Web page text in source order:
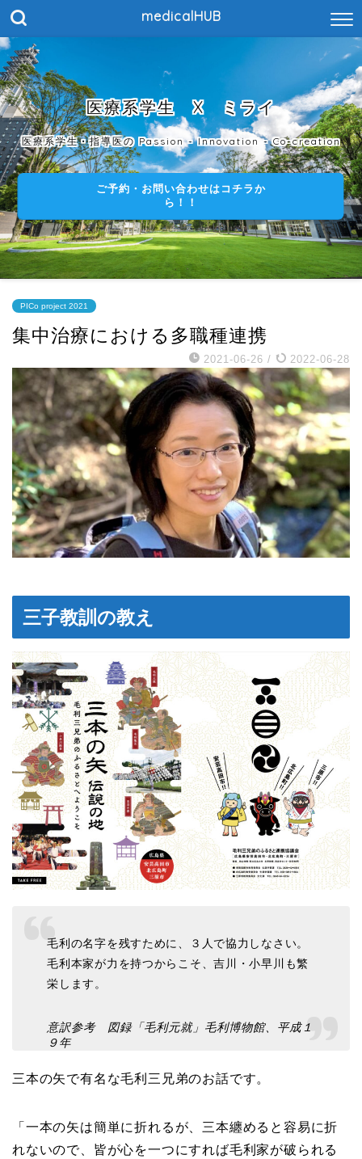
medicalHUB
医療系学生 X ミライ
医療系学生・指導医の Passion - Innovation - Co-creation
ご予約・お問い合わせはコチラか
ら！！
PICo project 2021
集中治療における多職種連携
2021-06-26 / 2022-06-28
三子教訓の教え
毛利の名字を残すために、３人で協力しなさい。
毛利本家が力を持つからこそ、吉川・小早川も繁
栄します。
意訳参考 図録「毛利元就」毛利博物館、平成１
９年
三本の矢で有名な毛利三兄弟のお話です。
「一本の矢は簡単に折れるが、三本纏めると容易に折
れないので、皆が心を一つにすれば毛利家が破られる